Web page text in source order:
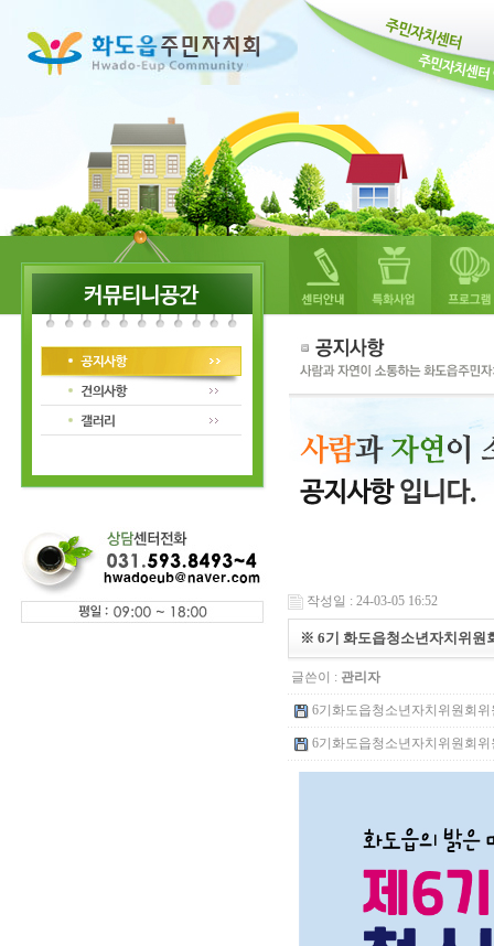
작성일 : 24-03-05 16:52
※ 6기 화도읍청소년자치위원
글쓴이 : 관리자
6기화도읍청소년자치위원회
6기화도읍청소년자치위원회